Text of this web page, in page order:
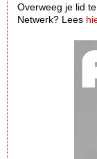
Overweeg je lid
Netwerk? Lees